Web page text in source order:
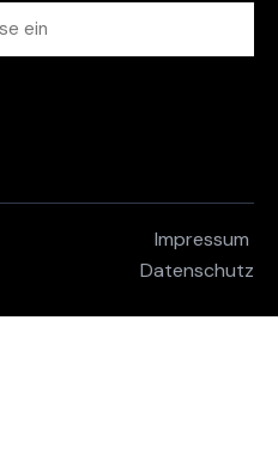
Impressum
Datenschutz